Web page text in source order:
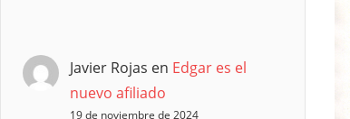
Javier Rojas en Edgar es el
nuevo afiliado
19 de noviembre de 2024